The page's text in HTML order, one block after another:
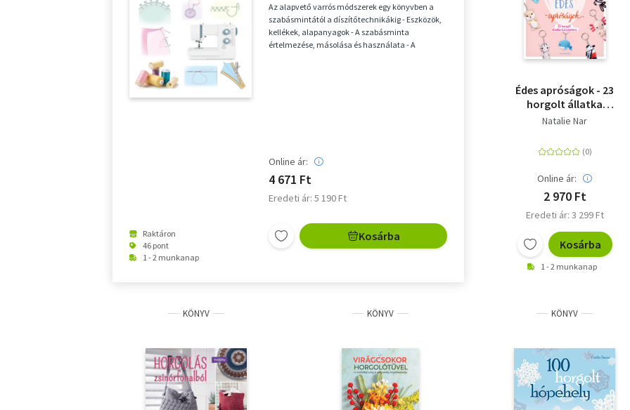
Raktáron
46 pont
1 - 2 munkanap
Az alapvető varrós módszerek egy könyvben a
szabásmintától a díszítőtechnikákig - Eszközök,
kellékek, alapanyagok - A szabásminta
értelmezése, másolása és használata - A
Online ár:
4 671 Ft
Eredeti ár: 5 190 Ft
Kosárba
Édes apróságok - 23
horgolt állatka
kulcstartóra
Natalie Nar
Online ár:
2 970 Ft
Eredeti ár: 3 299 Ft
Kosárba
1 - 2 munkanap
KÖNYV KÖNYV KÖNYV